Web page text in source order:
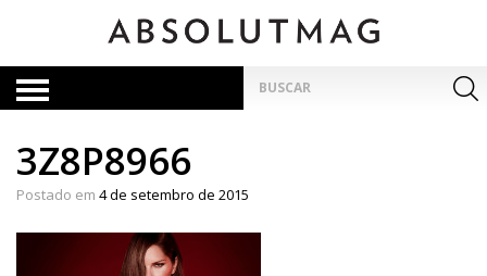
por:
3Z8P8966
Postado em 4 de setembro de 2015